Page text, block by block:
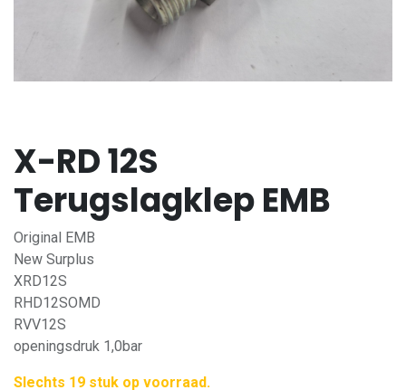
X-RD 12S
Terugslagklep EMB
Original EMB
New Surplus
XRD12S
RHD12SOMD
RVV12S
openingsdruk 1,0bar
Slechts 19 stuk op voorraad.